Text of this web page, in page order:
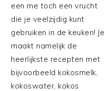
een me toch een vrucht
die je veelzijdig kunt
gebruiken in de keuken! Je
maakt namelijk de
heerlijkste recepten met
bijvoorbeeld kokosmelk,
kokoswater, kokos